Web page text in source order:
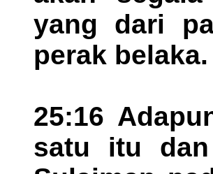
yang dari
perak belaka.
25:16
satu itu dan